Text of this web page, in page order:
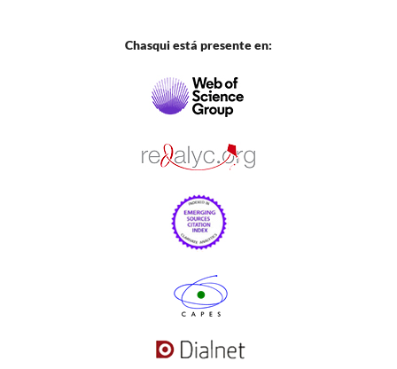
Chasqui está presente en: